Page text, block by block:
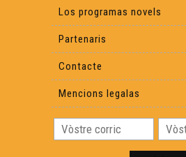
Los programas novels
Partenaris
Contacte
Mencions legalas